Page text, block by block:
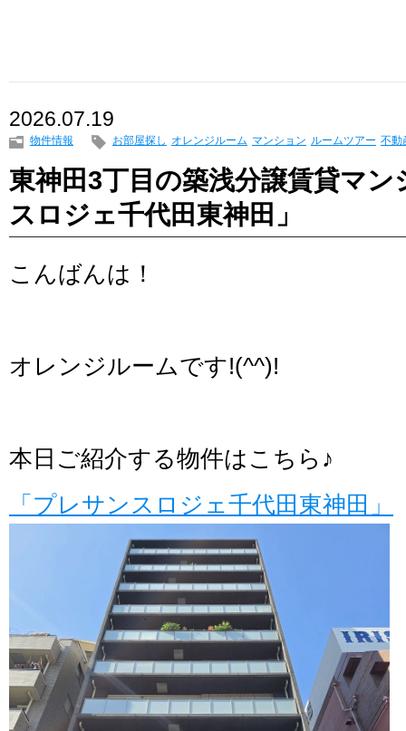
2026.07.19
物件情報 お部屋探し オレンジルーム マンション ルームツアー 不動
東神田3丁目の築浅分譲賃貸マ
スロジェ千代田東神田」
こんばんは！
オレンジルームです!(^^)!
本日ご紹介する物件はこちら♪
「プレサンスロジェ千代田東神田」